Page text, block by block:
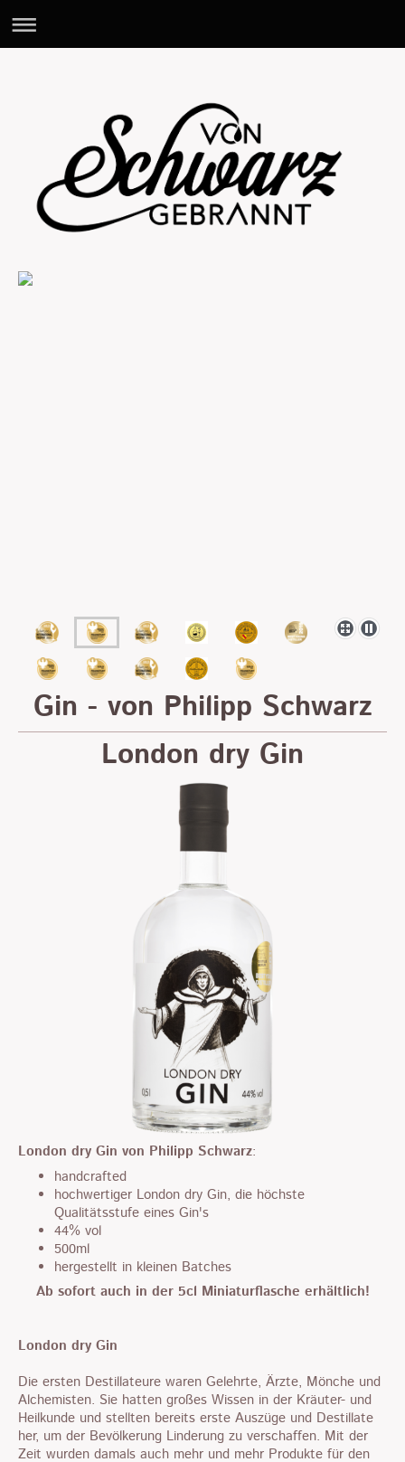
Gin - von Philipp Schwarz
London dry Gin
London dry Gin von Philipp Schwarz:
handcrafted
hochwertiger London dry Gin, die höchste
Qualitätsstufe eines Gin's
44% vol
500ml
hergestellt in kleinen Batches
Ab sofort auch in der 5cl Miniaturflasche erhältlich!
London dry Gin
Die ersten Destillateure waren Gelehrte, Ärzte, Mönche und
Alchemisten. Sie hatten großes Wissen in der Kräuter- und
Heilkunde und stellten bereits erste Auszüge und Destillate
her, um der Bevölkerung Linderung zu verschaffen. Mit der
Zeit wurden damals auch mehr und mehr Produkte für den